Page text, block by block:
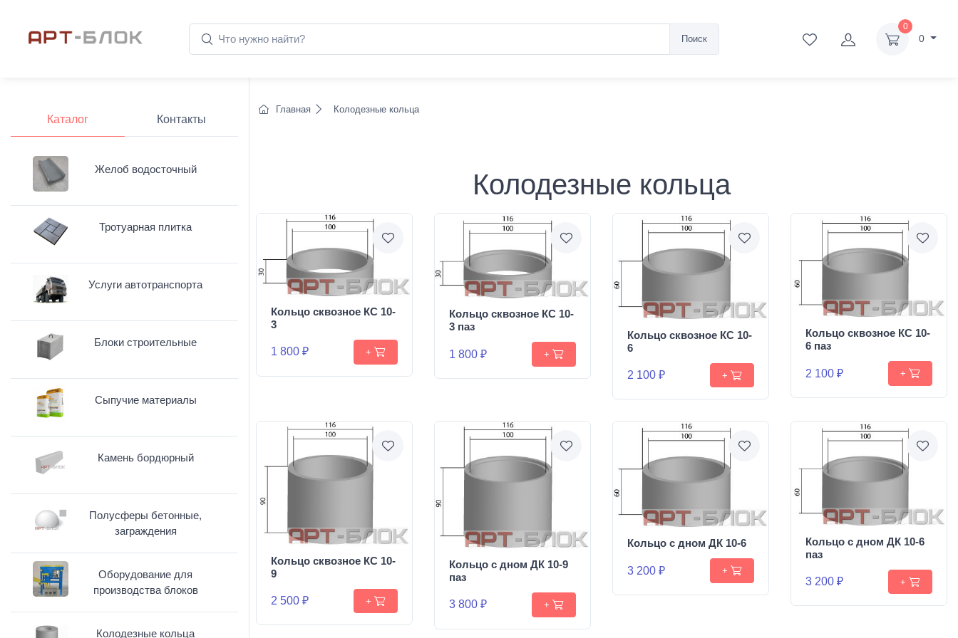
Поиск
0
0
Главная Колодезные кольца
Колодезные кольца
Кольцо сквозное КС 10-
3
1 800 ₽ +
Кольцо сквозное КС 10-
3 паз
1 800 ₽ +
Кольцо сквозное КС 10-
6
2 100 ₽ +
Кольцо сквозное КС 10-
6 паз
2 100 ₽ +
Кольцо сквозное КС 10-
9
2 500 ₽ +
Кольцо с дном ДК 10-9
паз
3 800 ₽ +
Кольцо с дном ДК 10-6
3 200 ₽ +
Кольцо с дном ДК 10-6
паз
3 200 ₽ +
Каталог Контакты
Желоб водосточный
Тротуарная плитка
Услуги автотранспорта
Блоки строительные
Сыпучие материалы
Камень бордюрный
Полусферы бетонные,
заграждения
Оборудование для
производства блоков
Колодезные кольца